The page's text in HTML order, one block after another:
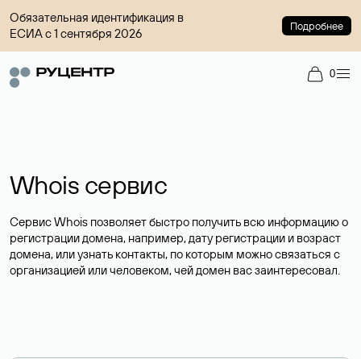
Обязательная идентификация в
ЕСИА с 1 сентября 2026
Подробнее
0
Whois сервис
Сервис Whois позволяет быстро получить всю информацию о
регистрации домена, например, дату регистрации и возраст
домена, или узнать контакты, по которым можно связаться с
организацией или человеком, чей домен вас заинтересовал.